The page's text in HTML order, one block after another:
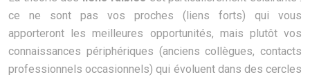
ce ne sont pas vos proches (liens forts) qui vous
apporteront les meilleures opportunités, mais plutôt vos
connaissances périphériques (anciens collègues, contacts
professionnels occasionnels) qui évoluent dans des cercles